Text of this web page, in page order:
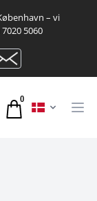
– vi
7020 5060
0